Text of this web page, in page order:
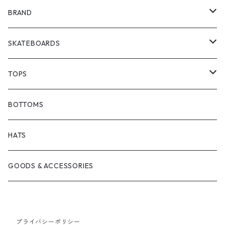
BRAND
ANTIZ SKATEBOARDS
BARF COMICS
BONJOUR URETHANE
BRICKS BRAND
FILM TRUCKS
SKATEBOARDS
DECK
TRUCKS
BEARING
WHEEL
TOPS
JACKETS
SHIRTS
TEES
BOTTOMS
HATS
GOODS & ACCESSORIES
プライバシーポリシー